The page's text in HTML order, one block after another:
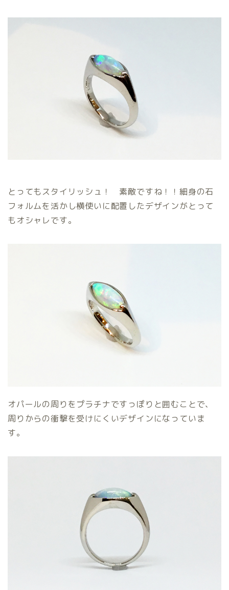
とってもスタイリッシュ！ 素敵ですね！！細身の石
フォルムを活かし横使いに配置したデザインがとって
もオシャレです。
オパールの周りをプラチナですっぽりと囲むことで、
周りからの衝撃を受けにくいデザインになっていま
す。